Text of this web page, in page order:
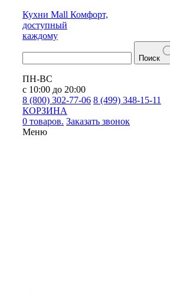
Кухни Mall Комфорт,
доступный
каждому
Поиск
ПН-ВС
с 10:00 до 20:00
8 (800) 302-77-06 8 (499) 348-15-11
КОРЗИНА
0 товаров. Заказать звонок
Меню